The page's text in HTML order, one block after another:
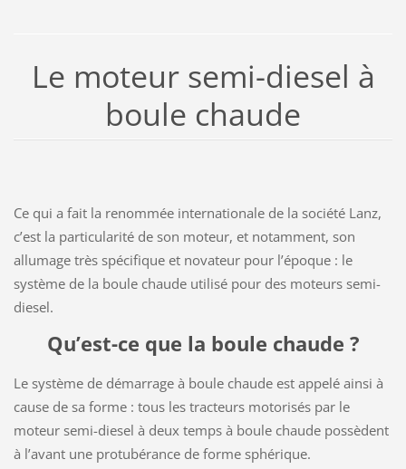
Le moteur semi-diesel à
boule chaude
Ce qui a fait la renommée internationale de la société Lanz,
c’est la particularité de son moteur, et notamment, son
allumage très spécifique et novateur pour l’époque : le
système de la boule chaude utilisé pour des moteurs semi-
diesel.
Qu’est-ce que la boule chaude ?
Le système de démarrage à boule chaude est appelé ainsi à
cause de sa forme : tous les tracteurs motorisés par le
moteur semi-diesel à deux temps à boule chaude possèdent
à l’avant une protubérance de forme sphérique.